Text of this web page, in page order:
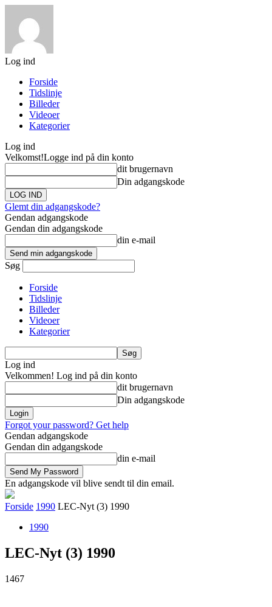
Log ind
Forside
Tidslinje
Billeder
Videoer
Kategorier
Log ind
Velkomst!Logge ind på din konto
dit brugernavn
Din adgangskode
Glemt din adgangskode?
Gendan adgangskode
Gendan din adgangskode
din e-mail
Søg
Forside
Tidslinje
Billeder
Videoer
Kategorier
Log ind
Velkommen! Log ind på din konto
dit brugernavn
Din adgangskode
Forgot your password? Get help
Gendan adgangskode
Gendan din adgangskode
din e-mail
En adgangskode vil blive sendt til din email.
Forside 1990 LEC-Nyt (3) 1990
1990
LEC-Nyt (3) 1990
1467